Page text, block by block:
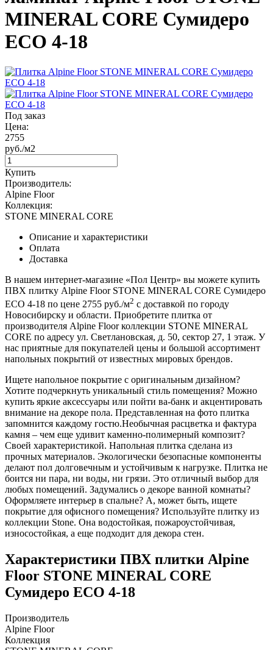
MINERAL CORE Сумидеро
ЕСО 4-18
Под заказ
Цена:
2755
руб./м2
Купить
Производитель:
Alpine Floor
Коллекция:
STONE MINERAL CORE
Описание и характеристики
Оплата
Доставка
В нашем интернет-магазине «Пол Центр» вы можете купить
ПВХ плитку Alpine Floor STONE MINERAL CORE Сумидеро
ЕСО 4-18 по цене 2755 руб./м2 с доставкой по городу
Новосибирску и области. Приобретите плитка от
производителя Alpine Floor коллекции STONE MINERAL
CORE по адресу ул. Светлановская, д. 50, сектор 27, 1 этаж. У
нас приятные для покупателей цены и большой ассортимент
напольных покрытий от известных мировых брендов.
Ищете напольное покрытие с оригинальным дизайном?
Хотите подчеркнуть уникальный стиль помещения? Можно
купить яркие аксессуары или пойти ва-банк и акцентировать
внимание на декоре пола. Представленная на фото плитка
запомнится каждому гостю.Необычная расцветка и фактура
камня – чем еще удивит каменно-полимерный композит?
Своей характеристикой. Напольная плитка сделана из
прочных материалов. Экологически безопасные компоненты
делают пол долговечным и устойчивым к нагрузке. Плитка не
боится ни пара, ни воды, ни грязи. Это отличный выбор для
любых помещений. Задумались о декоре ванной комнаты?
Оформляете интерьер в спальне? А, может быть, ищете
покрытие для офисного помещения? Используйте плитку из
коллекции Stone. Она водостойкая, пожароустойчивая,
износостойкая, а еще подходит для декора стен.
Характеристики ПВХ плитки Alpine
Floor STONE MINERAL CORE
Сумидеро ЕСО 4-18
Производитель
Alpine Floor
Коллекция